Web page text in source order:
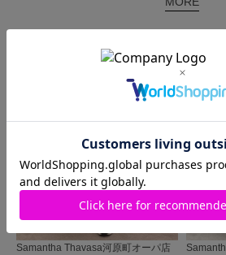
Samantha Thavasa河原町オーパ店